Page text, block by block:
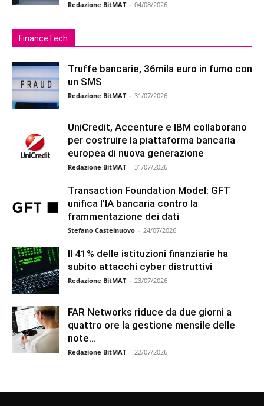
Redazione BitMAT - 04/08/2026
FinanceTech
Truffe bancarie, 36mila euro in fumo con
un SMS
Redazione BitMAT - 31/07/2026
UniCredit, Accenture e IBM collaborano
per costruire la piattaforma bancaria
europea di nuova generazione
Redazione BitMAT - 31/07/2026
Transaction Foundation Model: GFT
unifica l’IA bancaria contro la
frammentazione dei dati
Stefano Castelnuovo - 24/07/2026
Il 41% delle istituzioni finanziarie ha
subito attacchi cyber distruttivi
Redazione BitMAT - 23/07/2026
FAR Networks riduce da due giorni a
quattro ore la gestione mensile delle
note...
Redazione BitMAT - 22/07/2026